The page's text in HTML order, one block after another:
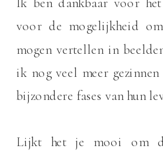
voor de mogelijkheid
mogen vertellen in
ik nog veel meer
bijzondere fases van hun
Lijkt het je mooi om